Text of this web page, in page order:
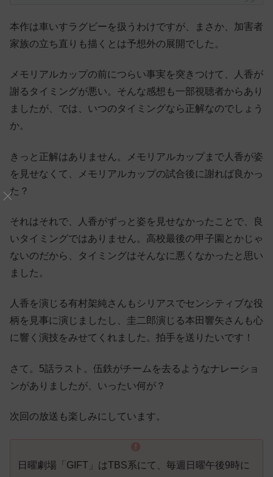
本作は車いすラグビーを扱うわけですが、まさか、加害者
家族の立ち直りも描くとは予想外の展開でした。
メモリアルカップの前につらい事実を突きつけて、人香が
謝るタイミングが悪い。そんな感想も一部視聴者からあり
ましたが、では、いつのタイミングなら正解なのでしょう
か。
きっと正解はありません。メモリアルカップまで人香が姿
を見せなくて、メモリアルカップの試合後に謝れば良かっ
た？
それはそれで、人香がずっと姿を見せなかったことで、良
いタイミングではありません。高校最後の甲子園とかじゃ
ないのだから、タイミングはそんなに悪くなかったと思い
ました。
人香を演じる有村架純さんもシリアスでセンシティブな役
柄を見事に演じましたし、圭二郎演じる本田響矢さんも心
に響く演技をみせてくれました。拍手を送りたいです！
さて。5話ラスト。伍鉄がチームを去るようなナレーショ
ンがありましたが、いったい何が？
次回の放送も楽しみにしています。
日曜劇場「GIFT」はTBS系にて、毎週日曜午後9時に